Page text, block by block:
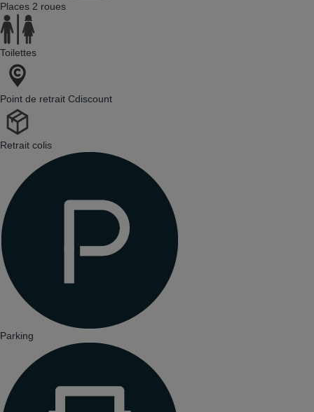
Places 2 roues
Toilettes
Point de retrait Cdiscount
Retrait colis
Parking